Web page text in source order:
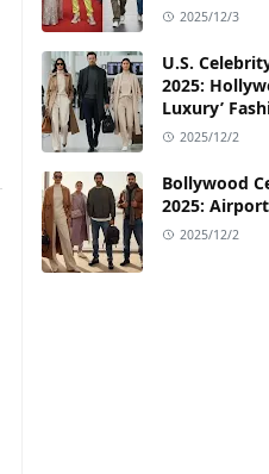
2025/12/3
U.S.
2025:
Luxury’
2025/12/2
Bollywood
2025:
2025/12/2